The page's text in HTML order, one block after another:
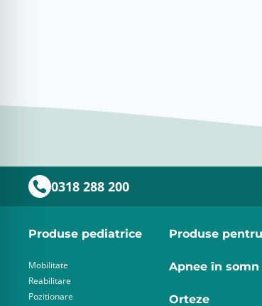
0318 288 200
Produse pediatrice
Mobilitate
Reabilitare
Pozitionare
Produse
Apnee în somn
Orteze